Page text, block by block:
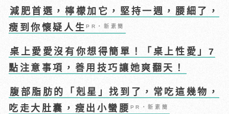
減肥首選，檸檬加它，堅持一週，腰細了，
瘦到你懷疑人生PR・新素簡
桌上愛愛沒有你想得簡單！「桌上性愛」7
點注意事項，善用技巧讓她爽翻天！
腹部脂肪的「剋星」找到了，常吃這幾物，
吃走大肚囊，瘦出小蠻腰 PR・新素簡